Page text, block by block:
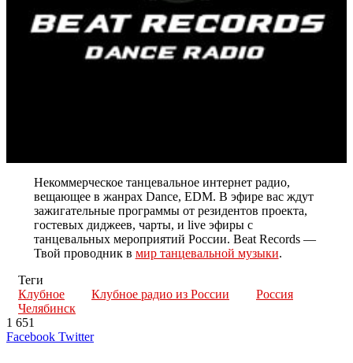
Некоммерческое танцевальное интернет радио,
вещающее в жанрах Dance, EDM. В эфире вас ждут
зажигательные программы от резидентов проекта,
гостевых диджеев, чарты, и live эфиры с
танцевальных мероприятий России. Beat Records —
Твой проводник в мир танцевальной музыки.
Теги
Клубное
Клубное радио из России
Россия
Челябинск
1 651
Facebook TwitterLinkedIn
Tumblr
Reddit
Вконтакте
Одноклассники
Skype
Messenger
Messenger
WhatsApp
Telegram
Viber
Line
Поделиться
Печатать